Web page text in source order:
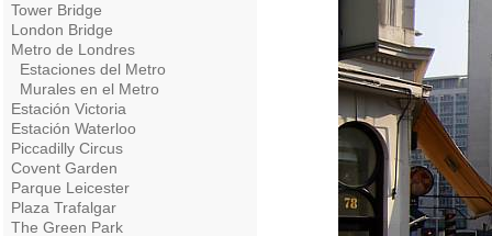
Tower Bridge
London Bridge
Metro de Londres
Estaciones del Metro
Murales en el Metro
Estación Victoria
Estación Waterloo
Piccadilly Circus
Covent Garden
Parque Leicester
Plaza Trafalgar
The Green Park